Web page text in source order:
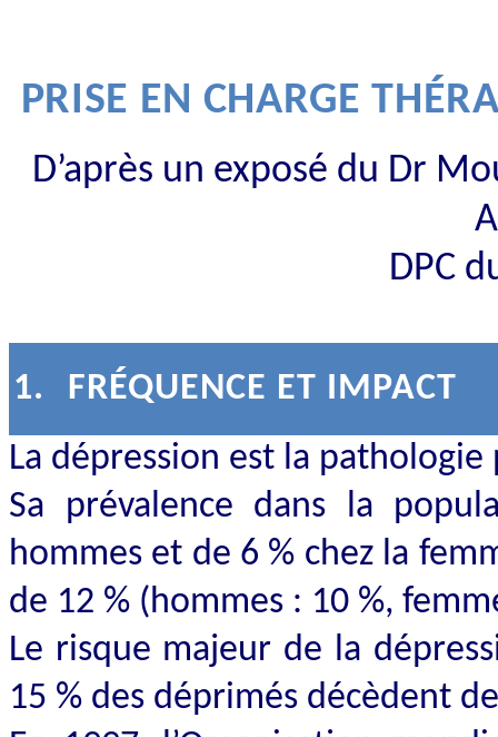
PRISE EN CHARGE
D’après un exposé du Dr
DPC
1.
FRÉQUENCE ET IMPACT
La dépression est la
Sa prévalence dans la
hommes et de 6 % chez la
de 12 % (hommes : 10 %,
Le risque majeur de la
15 % des déprimés décèdent